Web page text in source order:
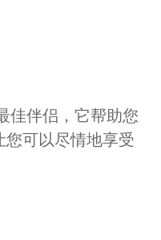
佳伴侣，它帮助您
可以尽情地享受